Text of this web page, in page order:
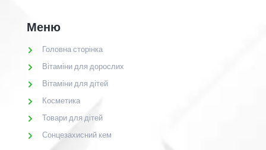
Меню
Головна сторінка
Вітаміни для дорослих
Вітаміни для дітей
Косметика
Товари для дітей
Сонцезахисний кем